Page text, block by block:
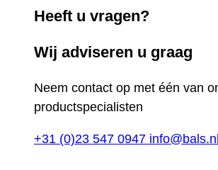
Heeft u vragen?
Wij adviseren u graag
Neem contact op met één van
productspecialisten
+31 (0)23 547 0947 info@bals.nl